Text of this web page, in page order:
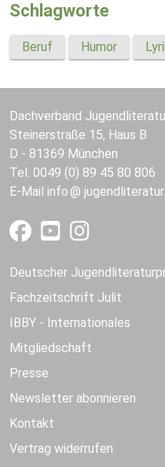
Schlagworte
Beruf Humor
Dachverband
Steinerstraße 15, Haus B
D - 81369 München
Tel. 0049 (0) 89 45 80 806
E-Mail info
Deutscher
Fachzeitschrift Julit
IBBY - Internationales
Mitgliedschaft
Presse
Newsletter abonnieren
Kontakt
Vertrag widerrufen